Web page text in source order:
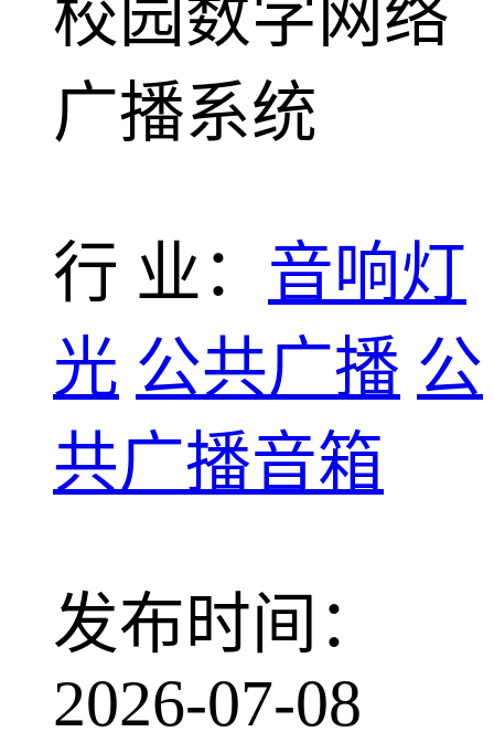
校园数字网络
广播系统
行 业： 音响灯
光 公共广播 公
共广播音箱
发布时间：
2026-07-08